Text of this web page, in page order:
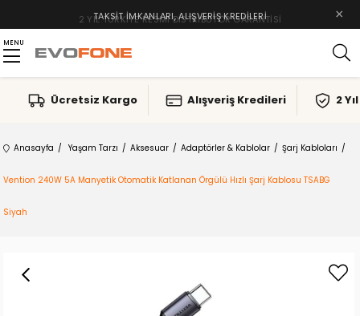
TAKSIT İMKANLARI, ALIŞVERIŞ KREDILERI ×
MENU
Ücretsiz Kargo Alışveriş Kredileri 2
Anasayfa Yaşam Tarzı Aksesuar Adaptörler & Kablolar Şarj Kabloları
Vention 240W 5A Manyetik Otomatik Katlanan Örgülü Hızlı Şarj Kablosu TSABG
Siyah